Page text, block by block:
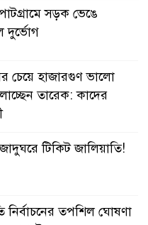
সড়ক ভেঙে
দুর্ভোগ
চেয়ে হাজারগুণ ভালো
তারেক: কাদের
টিকিট জালিয়াতি!
নির্বাচনের তপশিল ঘোষণা